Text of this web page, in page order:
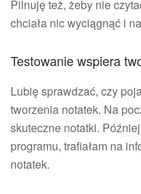
Pilnuję też, żeby nie
chciała nic wyciągnąć i
Testowanie wspiera
Lubię sprawdzać, czy
tworzenia notatek. Na
skuteczne notatki.
programu, trafiałam na
notatek.